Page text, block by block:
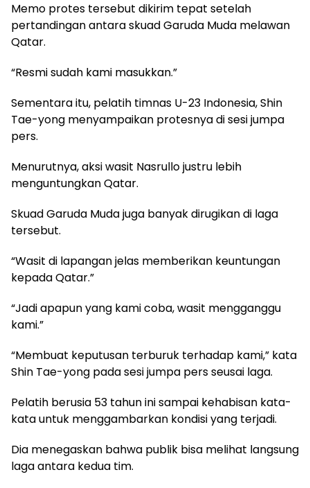
Memo protes tersebut dikirim tepat setelah
pertandingan antara skuad Garuda Muda melawan
Qatar.
“Resmi sudah kami masukkan.”
Sementara itu, pelatih timnas U-23 Indonesia, Shin
Tae-yong menyampaikan protesnya di sesi jumpa
pers.
Menurutnya, aksi wasit Nasrullo justru lebih
menguntungkan Qatar.
Skuad Garuda Muda juga banyak dirugikan di laga
tersebut.
“Wasit di lapangan jelas memberikan keuntungan
kepada Qatar.”
“Jadi apapun yang kami coba, wasit mengganggu
kami.”
“Membuat keputusan terburuk terhadap kami,” kata
Shin Tae-yong pada sesi jumpa pers seusai laga.
Pelatih berusia 53 tahun ini sampai kehabisan kata-
kata untuk menggambarkan kondisi yang terjadi.
Dia menegaskan bahwa publik bisa melihat langsung
laga antara kedua tim.